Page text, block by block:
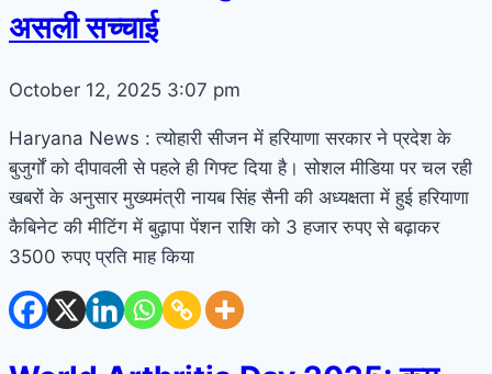
असली सच्चाई
October 12, 2025 3:07 pm
Haryana News : त्योहारी सीजन में हरियाणा सरकार ने प्रदेश के
बुजुर्गों को दीपावली से पहले ही गिफ्ट दिया है। सोशल मीडिया पर चल रही
खबरों के अनुसार मुख्यमंत्री नायब सिंह सैनी की अध्यक्षता में हुई हरियाणा
कैबिनेट की मीटिंग में बुढ़ापा पेंशन राशि को 3 हजार रुपए से बढ़ाकर
3500 रुपए प्रति माह किया